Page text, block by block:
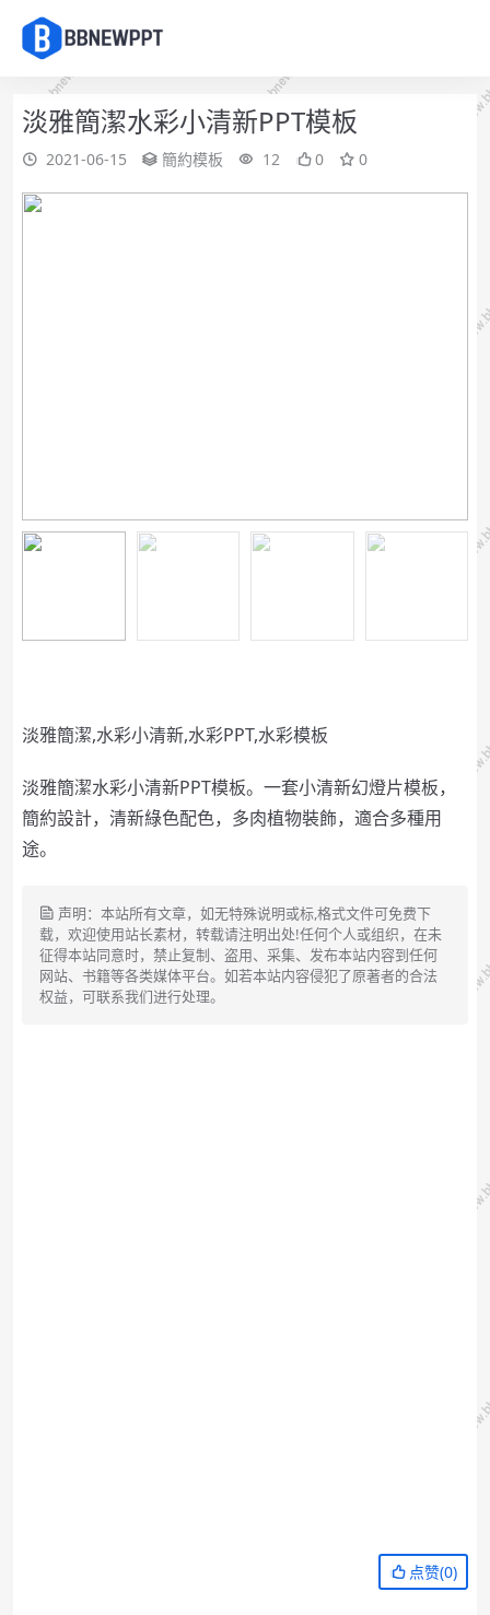
淡雅簡潔水彩小清新PPT模板
2021-06-15 簡約模板 12 0 0
淡雅簡潔,水彩小清新,水彩PPT,水彩模板
淡雅簡潔水彩小清新PPT模板。一套小清新幻燈片模板，
簡約設計，清新綠色配色，多肉植物裝飾，適合多種用
途。
声明：本站所有文章，如无特殊说明或标,格式文件可免费下
载，欢迎使用站长素材，转载请注明出处!任何个人或组织，在未
征得本站同意时，禁止复制、盗用、采集、发布本站内容到任何
网站、书籍等各类媒体平台。如若本站内容侵犯了原著者的合法
权益，可联系我们进行处理。
点赞(0)